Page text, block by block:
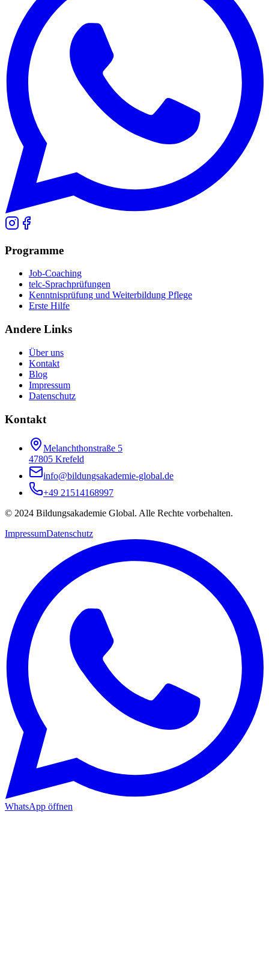
Programme
Job-Coaching
telc-Sprachprüfungen
Kenntnisprüfung und Weiterbildung Pflege
Erste Hilfe
Andere Links
Über uns
Kontakt
Blog
Impressum
Datenschutz
Kontakt
Melanchthonstraße 5
47805 Krefeld
info@bildungsakademie-global.de
+49 21514168997
© 2024 Bildungsakademie Global. Alle Rechte vorbehalten.
ImpressumDatenschutz
WhatsApp öffnen